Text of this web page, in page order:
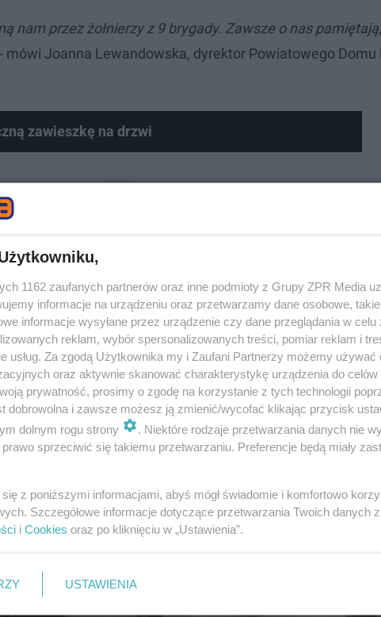
nam przez żołnierzy z 9 brygady. Zawsze o nas
- mówi Joanna Lewandowska, dyrektor Powiatowego Domu
zawieszkę na drzwi
1162 zaufanych partnerów oraz inne podmioty z Grupy ZPR Media
informacje na urządzeniu oraz przetwarzamy dane osobowe,
informacje wysyłane przez urządzenie czy dane przeglądania w celu
reklam, wybór spersonalizowanych treści, pomiar reklam i
usług. Za zgodą Użytkownika my i Zaufani Partnerzy możemy używać
oraz aktywnie skanować charakterystykę urządzenia do celów
prywatność, prosimy o zgodę na korzystanie z tych technologii
dobrowolna i zawsze możesz ją zmienić/wycofać klikając przycisk
dolnym rogu strony
. Niektóre rodzaje przetwarzania danych nie
sprzeciwić się takiemu przetwarzaniu. Preferencje będą miały
się z poniższymi informacjami, abyś mógł świadomie i komfortowo
Szczegółowe informacje dotyczące przetwarzania Twoich danych
i Cookies oraz po kliknięciu w „Ustawienia”.
USTAWIENIA